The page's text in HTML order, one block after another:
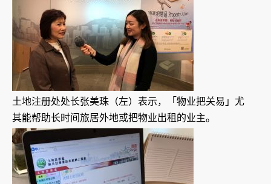
土地注册处处长张美珠（左）表示，「物业把关易」尤
其能帮助长时间旅居外地或把物业出租的业主。